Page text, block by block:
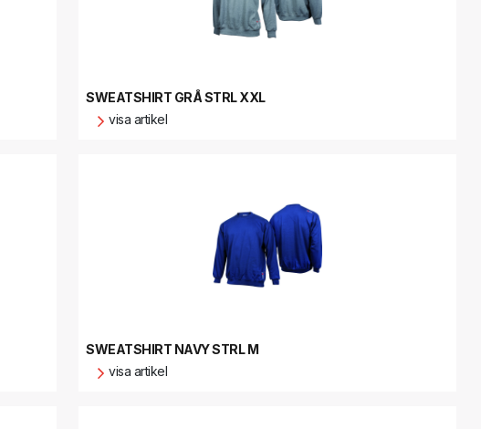
SWEATSHIRT GRÅ STRL XXL
visa artikel
SWEATSHIRT NAVY STRL M
visa artikel